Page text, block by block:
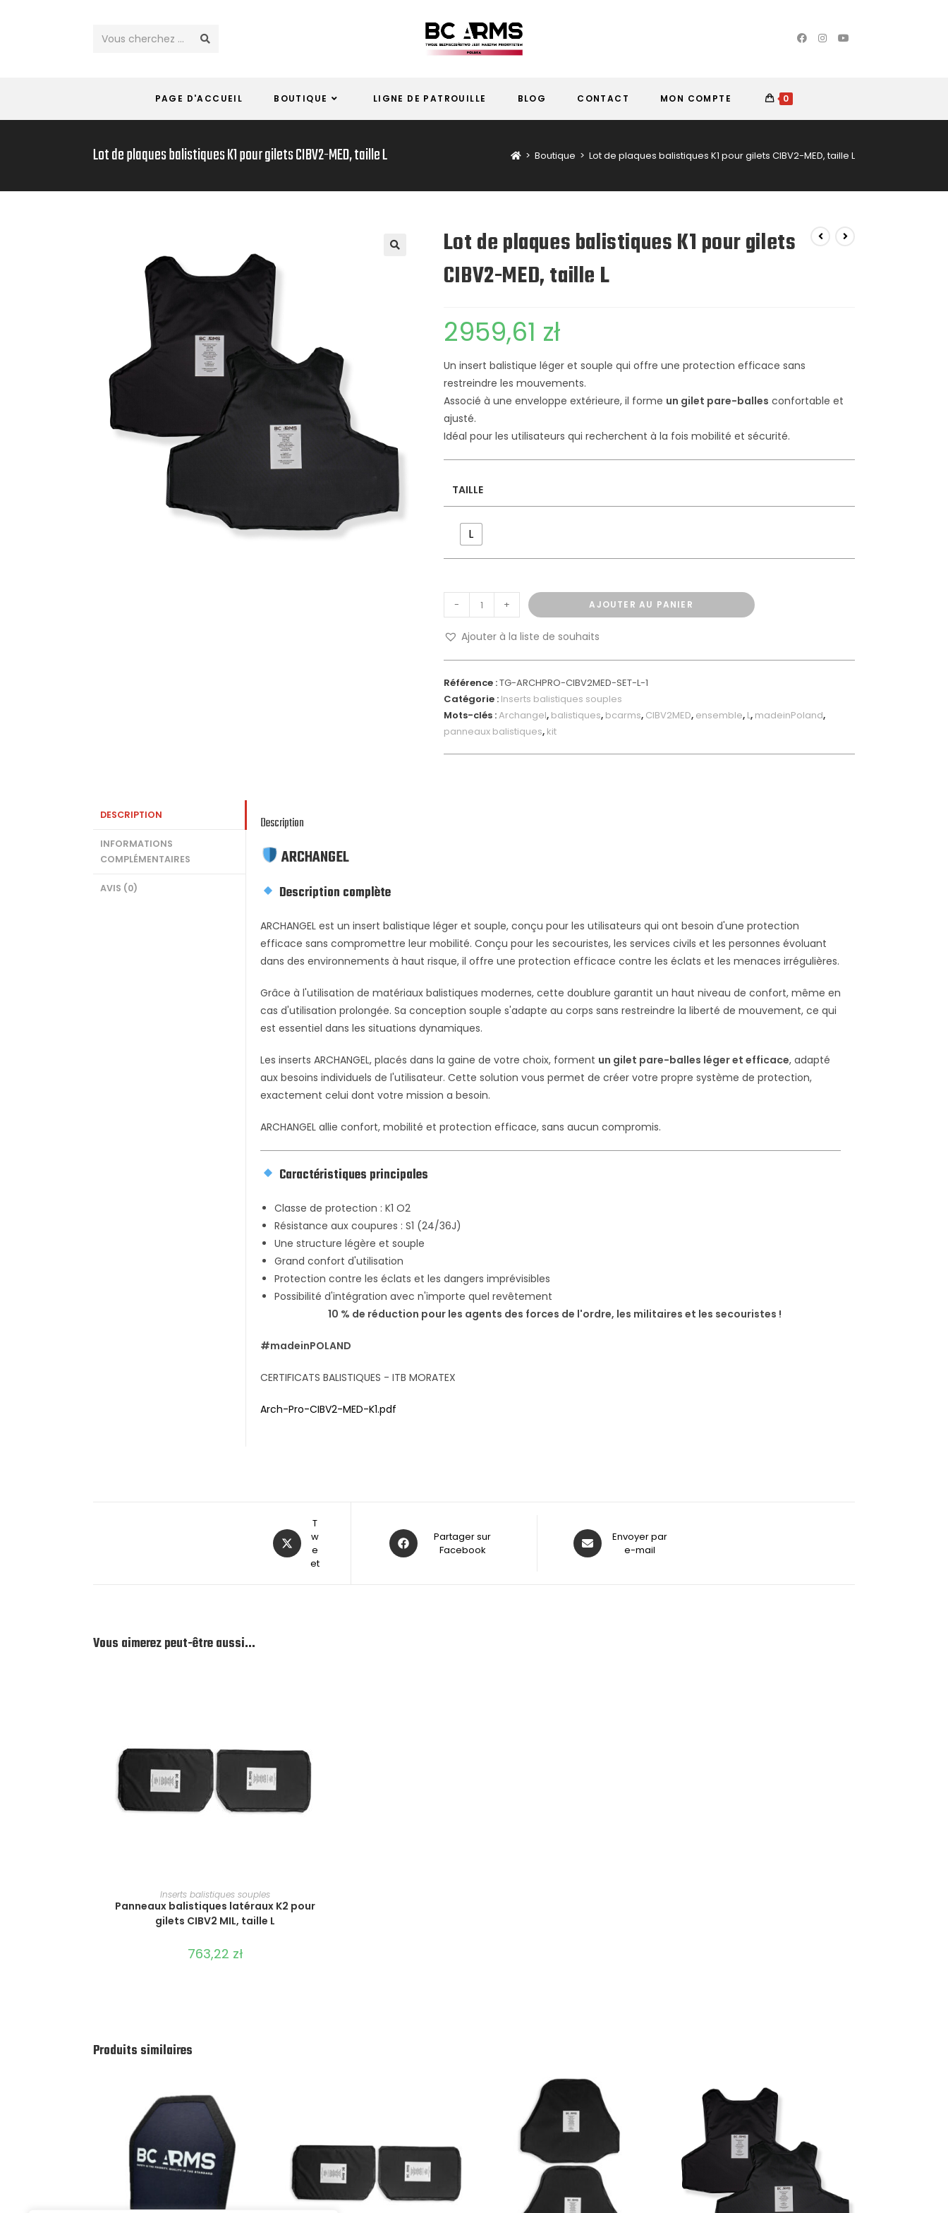
Vous cherchez ...
PAGE D'ACCUEIL BOUTIQUE LIGNE DE PATROUILLE BLOG CONTACT MON COMPTE 0
Lot de plaques balistiques K1 pour gilets CIBV2-MED, taille L > Boutique > Lot de plaques balistiques K1 pour gilets CIBV2-MED, taille L
Lot de plaques balistiques K1 pour gilets
CIBV2-MED, taille L
2959,61 zł
Un insert balistique léger et souple qui offre une protection efficace sans
restreindre les mouvements.
Associé à une enveloppe extérieure, il forme un gilet pare-balles confortable et
ajusté.
Idéal pour les utilisateurs qui recherchent à la fois mobilité et sécurité.
TAILLE
L
- + AJOUTER AU PANIER
Ajouter à la liste de souhaits
Référence :TG-ARCHPRO-CIBV2MED-SET-L-1
Catégorie : Inserts balistiques souples
Mots-clés :Archangel, balistiques, bcarms, CIBV2MED, ensemble, L, madeinPoland,
panneaux balistiques, kit
DESCRIPTION
INFORMATIONS
COMPLÉMENTAIRES
AVIS (0)
Description
ARCHANGEL
Description complète
ARCHANGEL est un insert balistique léger et souple, conçu pour les utilisateurs qui ont besoin d'une protection
efficace sans compromettre leur mobilité. Conçu pour les secouristes, les services civils et les personnes évoluant
dans des environnements à haut risque, il offre une protection efficace contre les éclats et les menaces irrégulières.
Grâce à l'utilisation de matériaux balistiques modernes, cette doublure garantit un haut niveau de confort, même en
cas d'utilisation prolongée. Sa conception souple s'adapte au corps sans restreindre la liberté de mouvement, ce qui
est essentiel dans les situations dynamiques.
Les inserts ARCHANGEL, placés dans la gaine de votre choix, forment un gilet pare-balles léger et efficace, adapté
aux besoins individuels de l'utilisateur. Cette solution vous permet de créer votre propre système de protection,
exactement celui dont votre mission a besoin.
ARCHANGEL allie confort, mobilité et protection efficace, sans aucun compromis.
Caractéristiques principales
Classe de protection : K1 O2
Résistance aux coupures : S1 (24/36J)
Une structure légère et souple
Grand confort d'utilisation
Protection contre les éclats et les dangers imprévisibles
Possibilité d'intégration avec n'importe quel revêtement
10 % de réduction pour les agents des forces de l'ordre, les militaires et les secouristes !
#madeinPOLAND
CERTIFICATS BALISTIQUES - ITB MORATEX
Arch-Pro-CIBV2-MED-K1.pdf
T
w
e
et
Partager sur
Facebook
Envoyer par
e-mail
Vous aimerez peut-être aussi…
SÉLECTIONNER LES OPTIONS
Inserts balistiques souples
Panneaux balistiques latéraux K2 pour
gilets CIBV2 MIL, taille L
763,22 zł
Produits similaires